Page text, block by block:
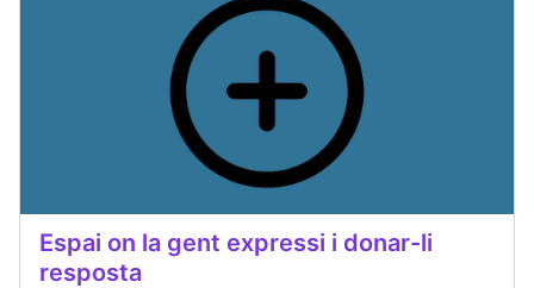
Espai on la gent expressi i donar-li
resposta